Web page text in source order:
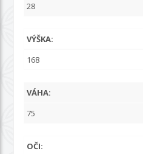
28
VÝŠKA:
168
VÁHA:
75
OČI: